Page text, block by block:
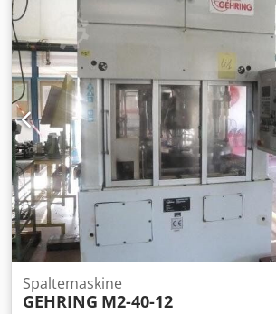
Spaltemaskine
GEHRING M2-40-12